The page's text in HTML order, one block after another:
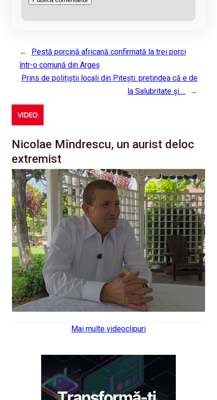
←
Pestă porcină africană confirmată la trei porci
într-o comună din Argeș
Prins de polițiștii locali din Pitești: pretindea că e de
la Salubritate și….
→
VIDEO
Nicolae Mîndrescu, un aurist deloc
extremist
Mai multe videoclipuri